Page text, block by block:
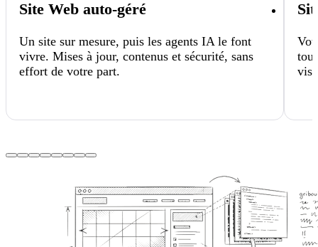
Site Web auto-géré
Un site sur mesure, puis les agents IA le font
vivre. Mises à jour, contenus et sécurité, sans
effort de votre part.